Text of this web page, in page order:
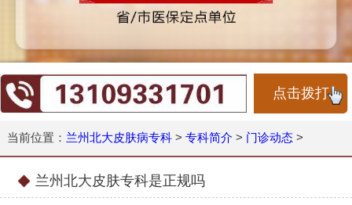
点击拨打
当前位置： 兰州北大皮肤病专科> 专科简介 > 门诊动态>
兰州北大皮肤专科是正规吗